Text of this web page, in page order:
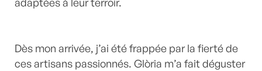
Dès mon arrivée, j’ai été frappée par la fierté de
ces artisans passionnés. Glòria m’a fait déguster